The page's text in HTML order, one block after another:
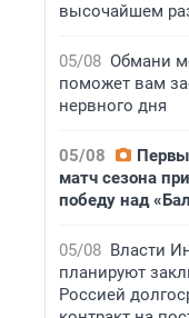
высочайшем
05/08 Обмани
поможет вам
нервного дня
05/08
матч сезона
победу над
05/08 Власти
планируют
Россией